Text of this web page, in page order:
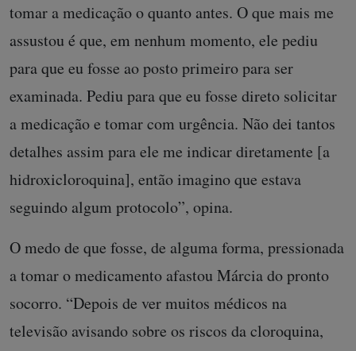
tomar a medicação o quanto antes. O que mais me
assustou é que, em nenhum momento, ele pediu
para que eu fosse ao posto primeiro para ser
examinada. Pediu para que eu fosse direto solicitar
a medicação e tomar com urgência. Não dei tantos
detalhes assim para ele me indicar diretamente [a
hidroxicloroquina], então imagino que estava
seguindo algum protocolo”, opina.
O medo de que fosse, de alguma forma, pressionada
a tomar o medicamento afastou Márcia do pronto
socorro. “Depois de ver muitos médicos na
televisão avisando sobre os riscos da cloroquina,